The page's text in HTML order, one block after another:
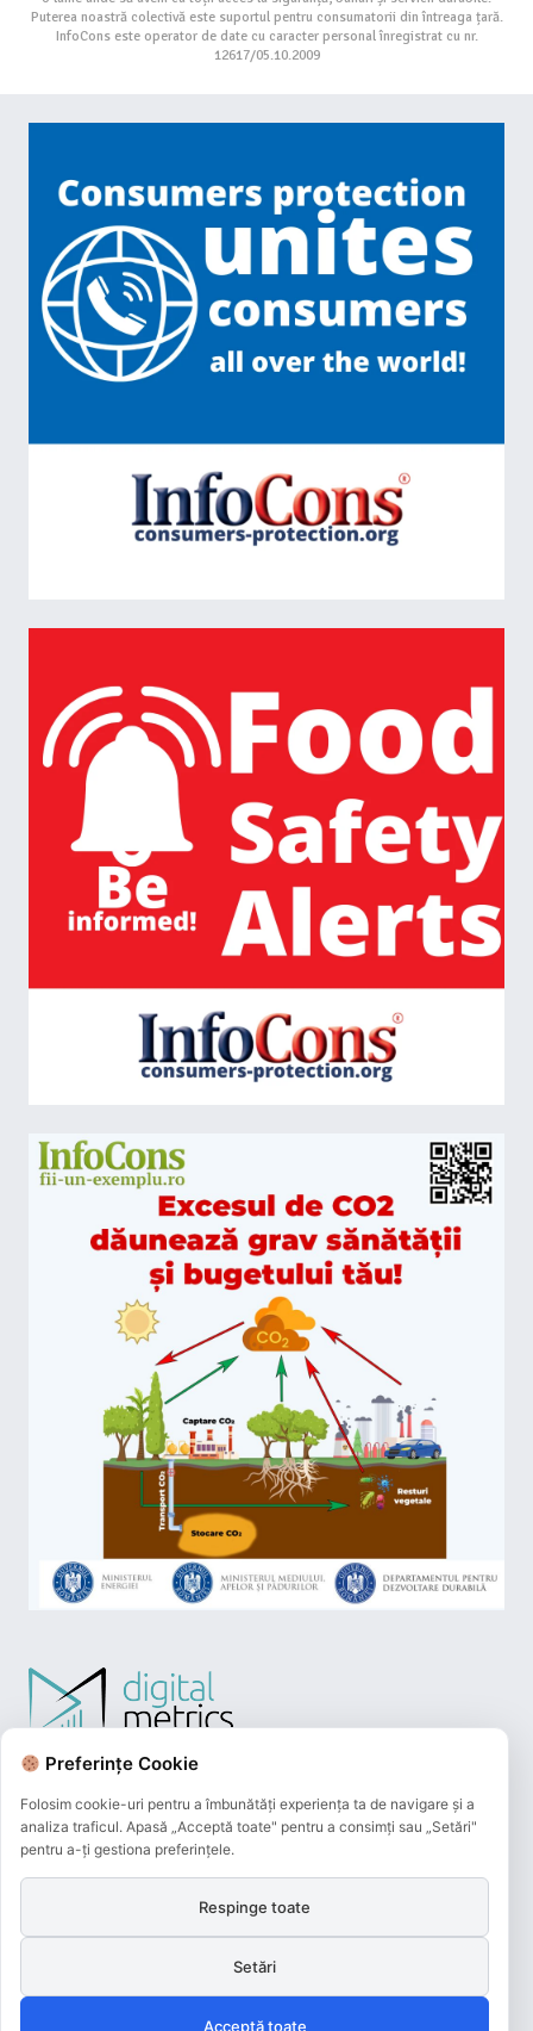
Puterea noastră colectivă este suportul pentru consumatorii din întreaga țară.
InfoCons este operator de date cu caracter personal înregistrat cu nr.
12617/05.10.2009
Plățile online efectuate pe acest site
sunt procesate de către Netopia Payments
și beneficiază de 3D-Secure.
Preferințe Cookie
Folosim cookie-uri pentru a îmbunătăți experiența ta de navigare și a
analiza traficul. Apasă „Acceptă toate" pentru a consimți sau „Setări"
pentru a-ți gestiona preferințele.
Respinge toate
Setări
Acceptă toate